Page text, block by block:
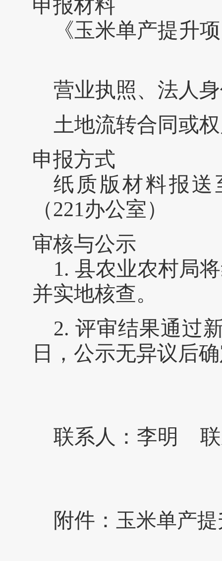
申报材料
《玉米单产提升
营业执照、法人
土地流转合同或
申报方式
纸质版材料报
（221办公室）
审核与公示
1. 县农业农村局
并实地核查。
2. 评审结果通过
日，公示无异议后
联系人：李明
附件： 玉米单产